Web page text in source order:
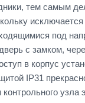
тем самым
под
с замком,
в корпус
IP31
узла